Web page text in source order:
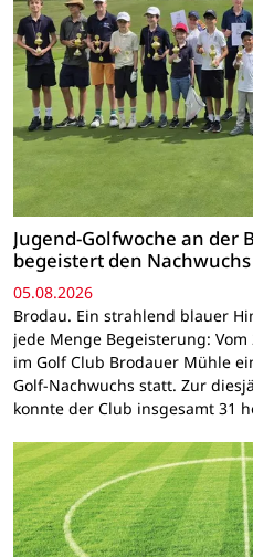
Jugend-Golfwoche an der
begeistert den Nachwuchs
05.08.2026
Brodau. Ein strahlend blauer
jede Menge Begeisterung:
im Golf Club Brodauer Mühle
Golf-Nachwuchs statt. Zur
konnte der Club insgesamt 31